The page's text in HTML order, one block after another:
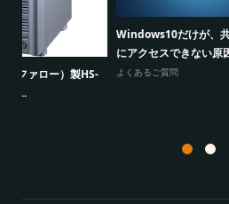
Windows10だけが、共有フォルダ
にアクセスできない原因...
よくあるご質問
ノー
エラ